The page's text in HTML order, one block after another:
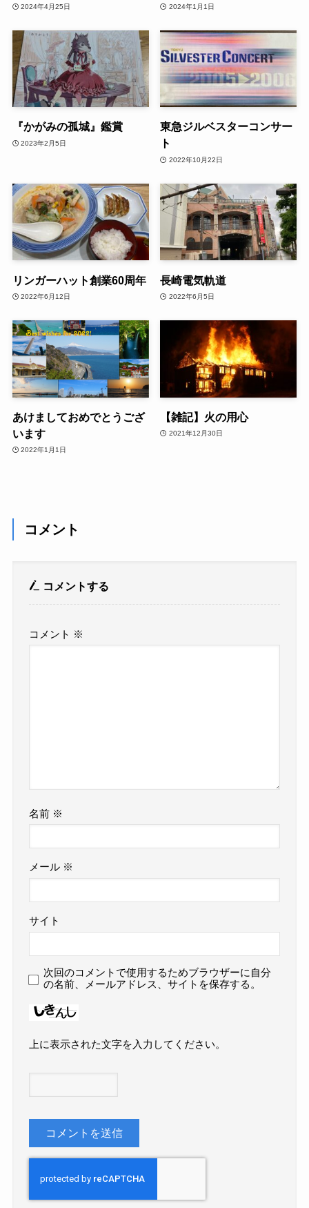
2024年4月25日 2024年1月1日
『かがみの孤城』鑑賞
2023年2月5日
東急ジルベスターコンサー
ト
2022年10月22日
リンガーハット創業60周年
2022年6月12日
長崎電気軌道
2022年6月5日
あけましておめでとうござ
います
2022年1月1日
【雑記】火の用心
2021年12月30日
コメント
コメントする
コメント ※
名前 ※
メール ※
サイト
次回のコメントで使用するためブラウザーに自分
の名前、メールアドレス、サイトを保存する。
上に表示された文字を入力してください。